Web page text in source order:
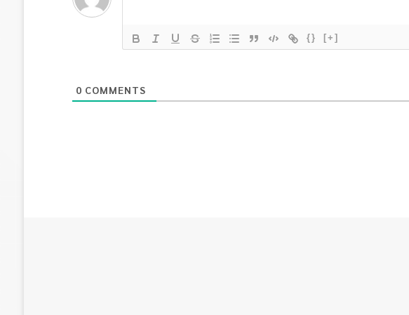
{} [+]
0 COMMENTS